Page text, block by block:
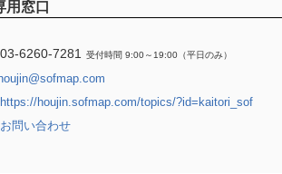
用窓口
03-6260-7281 受付時間 9:00～19:00（平日のみ）
houjin@sofmap.com
https://houjin.sofmap.com/topics/?id=kaitori_sof
お問い合わせ